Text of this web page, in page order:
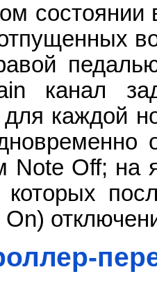
состоянии
канал
для каждой
Note Off; на
On)